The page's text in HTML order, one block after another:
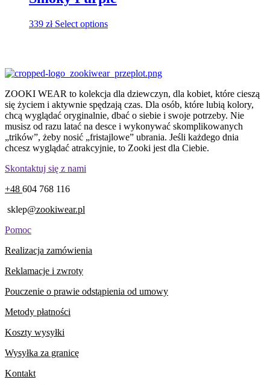
339 zł Select options
ZOOKI WEAR to kolekcja dla dziewczyn, dla kobiet, które cieszą
się życiem i aktywnie spędzają czas. Dla osób, które lubią kolory,
chcą wyglądać oryginalnie, dbać o siebie i swoje potrzeby. Nie
musisz od razu latać na desce i wykonywać skomplikowanych
„trików”, żeby nosić „fristajlowe” ubrania. Jeśli każdego dnia
chcesz wyglądać atrakcyjnie, to Zooki jest dla Ciebie.
Skontaktuj się z nami
+48 604 768 116
sklep@zookiwear.pl
Pomoc
Realizacja zamówienia
Reklamacje i zwroty
Pouczenie o prawie odstąpienia od umowy
Metody płatności
Koszty wysyłki
Wysyłka za granicę
Kontakt